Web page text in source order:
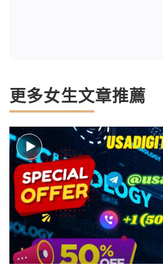
更多女生文章推薦